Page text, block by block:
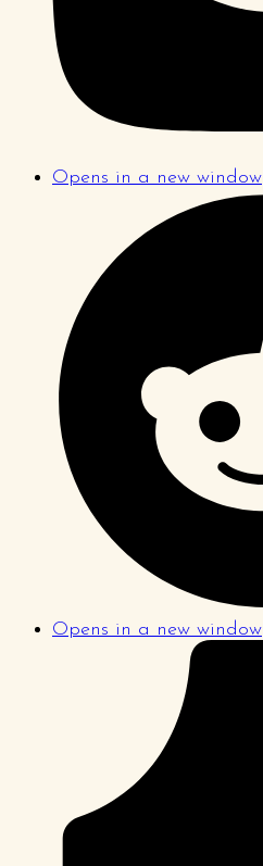
Opens in a new window
Opens in a new window